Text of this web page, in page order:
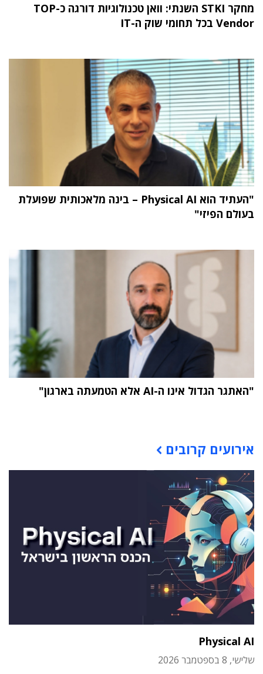
מחקר STKI השנתי: וואן טכנולוגיות דורגה כ-TOP
Vendor בכל תחומי שוק ה-IT
"העתיד הוא Physical AI – בינה מלאכותית שפועלת
בעולם הפיזי"
"האתגר הגדול אינו ה-AI אלא הטמעתה בארגון"
אירועים קרובים
Physical AI
שלישי, 8 בספטמבר 2026